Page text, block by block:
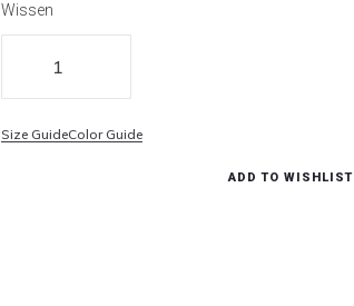
Wissen
Size GuideColor Guide
ADD TO WISHLIST